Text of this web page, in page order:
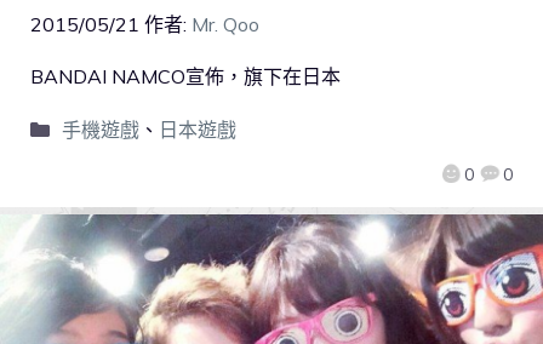
2015/05/21 作者: Mr. Qoo
0 0
BANDAI NAMCO宣佈，旗下在日本
手機遊戲、 日本遊戲